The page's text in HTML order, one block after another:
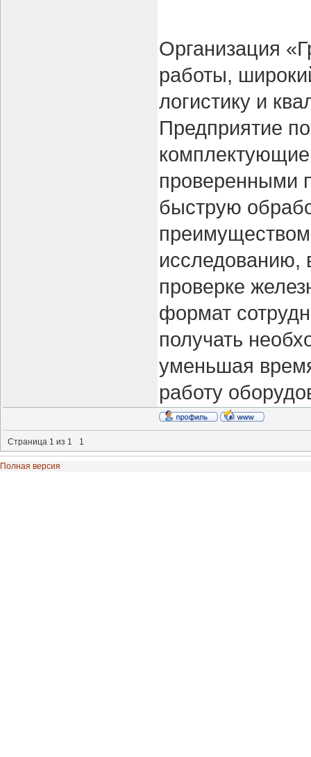
Организация
работы,
логистику и
Предприятие
проверенными
быструю
преимуществом
исследованию,
проверке
формат
получать
уменьшая
работу
Страница 1 из 1 1
Полная версия